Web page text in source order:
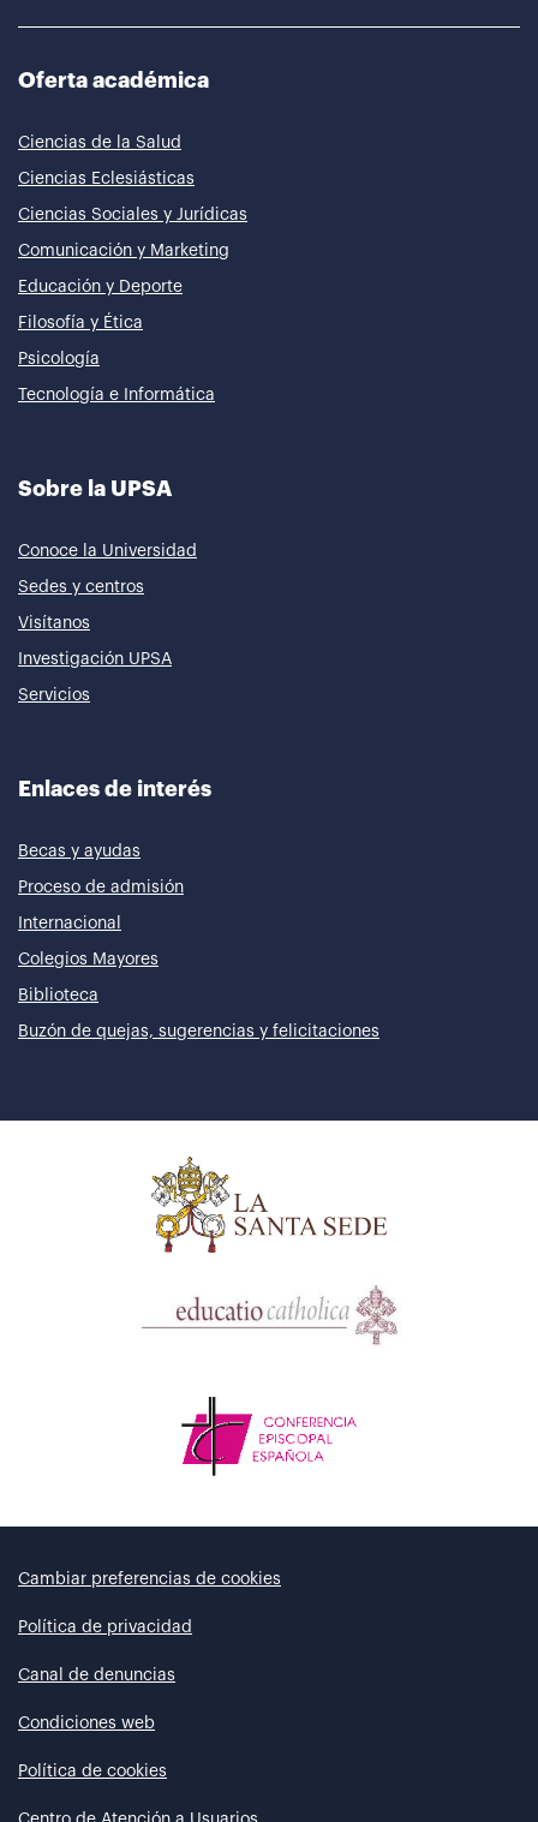
Oferta académica
Ciencias de la Salud
Ciencias Eclesiásticas
Ciencias Sociales y Jurídicas
Comunicación y Marketing
Educación y Deporte
Filosofía y Ética
Psicología
Tecnología e Informática
Sobre la UPSA
Conoce la Universidad
Sedes y centros
Visítanos
Investigación UPSA
Servicios
Enlaces de interés
Becas y ayudas
Proceso de admisión
Internacional
Colegios Mayores
Biblioteca
Buzón de quejas, sugerencias y felicitaciones
Cambiar preferencias de cookies
Política de privacidad
Canal de denuncias
Condiciones web
Política de cookies